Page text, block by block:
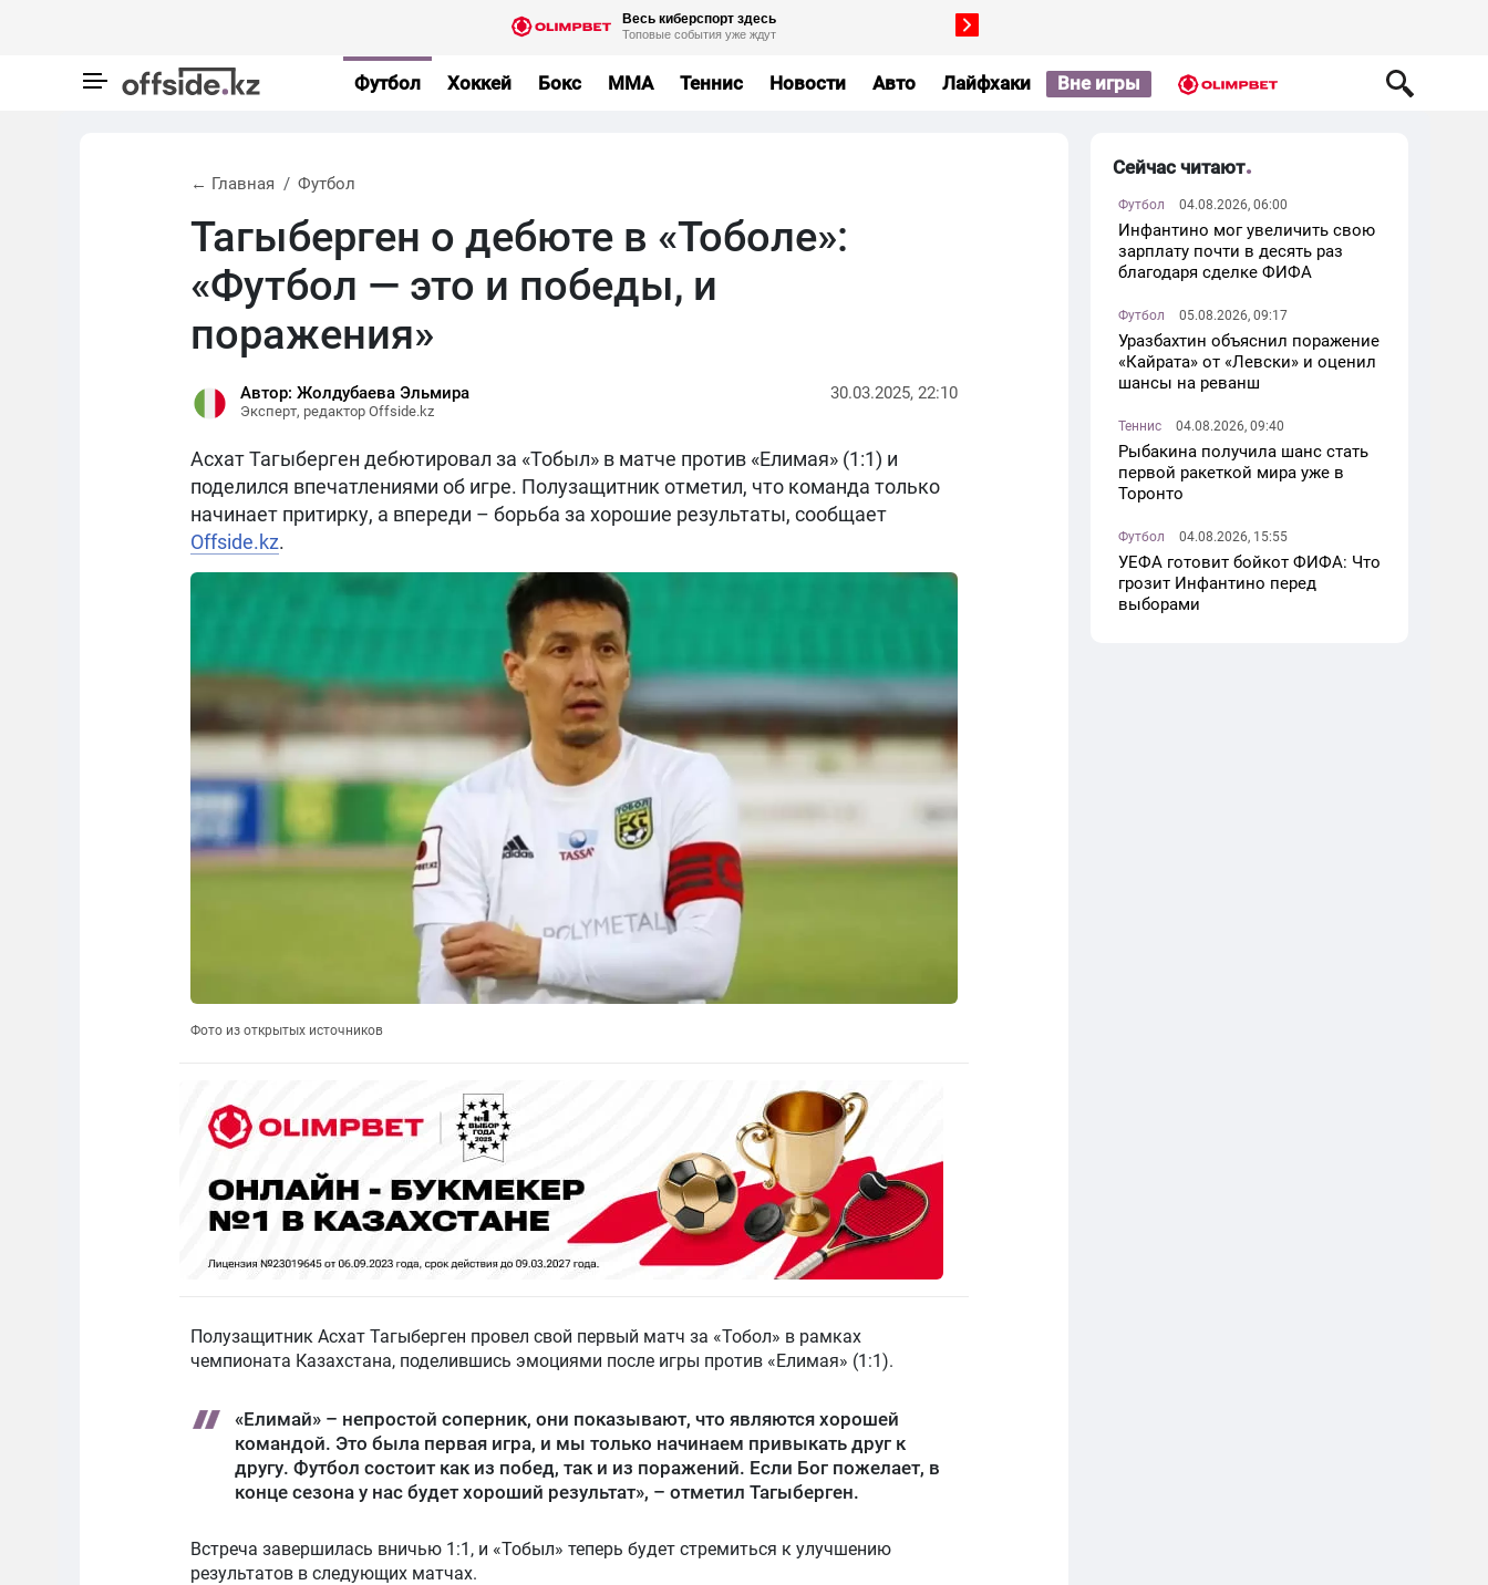
Футбол Хоккей Бокс MMA Теннис Новости Авто Лайфхаки Вне игры
← Главная Футбол
Тагыберген о дебюте в «Тоболе»:
«Футбол — это и победы, и
поражения»
Автор: Жолдубаева Эльмира
Эксперт, редактор Offside.kz
30.03.2025, 22:10
Асхат Тагыберген дебютировал за «Тобыл» в матче против «Елимая» (1:1) и
поделился впечатлениями об игре. Полузащитник отметил, что команда только
начинает притирку, а впереди – борьба за хорошие результаты, сообщает
Offside.kz.
Фото из открытых источников
Полузащитник Асхат Тагыберген провел свой первый матч за «Тобол» в рамках
чемпионата Казахстана, поделившись эмоциями после игры против «Елимая» (1:1).
«Елимай» – непростой соперник, они показывают, что являются хорошей
командой. Это была первая игра, и мы только начинаем привыкать друг к
другу. Футбол состоит как из побед, так и из поражений. Если Бог пожелает, в
конце сезона у нас будет хороший результат», – отметил Тагыберген.
Встреча завершилась вничью 1:1, и «Тобыл» теперь будет стремиться к улучшению
результатов в следующих матчах.
Сейчас читают
Футбол 04.08.2026, 06:00
Инфантино мог увеличить свою
зарплату почти в десять раз
благодаря сделке ФИФА
Футбол 05.08.2026, 09:17
Уразбахтин объяснил поражение
«Кайрата» от «Левски» и оценил
шансы на реванш
Теннис 04.08.2026, 09:40
Рыбакина получила шанс стать
первой ракеткой мира уже в
Торонто
Футбол 04.08.2026, 15:55
УЕФА готовит бойкот ФИФА: Что
грозит Инфантино перед
выборами